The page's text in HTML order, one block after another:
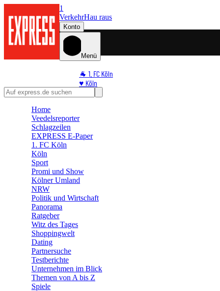
1
VerkehrHau raus
Konto
Menü
🐐 1. FC Köln
♥️ Köln
🛒 Shoppingwelt
Home
Veedelsreporter
Schlagzeilen
EXPRESS E-Paper
1. FC Köln
Köln
Sport
Promi und Show
Kölner Umland
NRW
Politik und Wirtschaft
Panorama
Ratgeber
Witz des Tages
Shoppingwelt
Dating
Partnersuche
Testberichte
Unternehmen im Blick
Themen von A bis Z
Spiele